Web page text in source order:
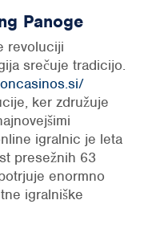
Panoge
revoluciji
srečuje tradicijo.
ker združuje
igralnic je leta
presežnih 63
enormno
igralniške